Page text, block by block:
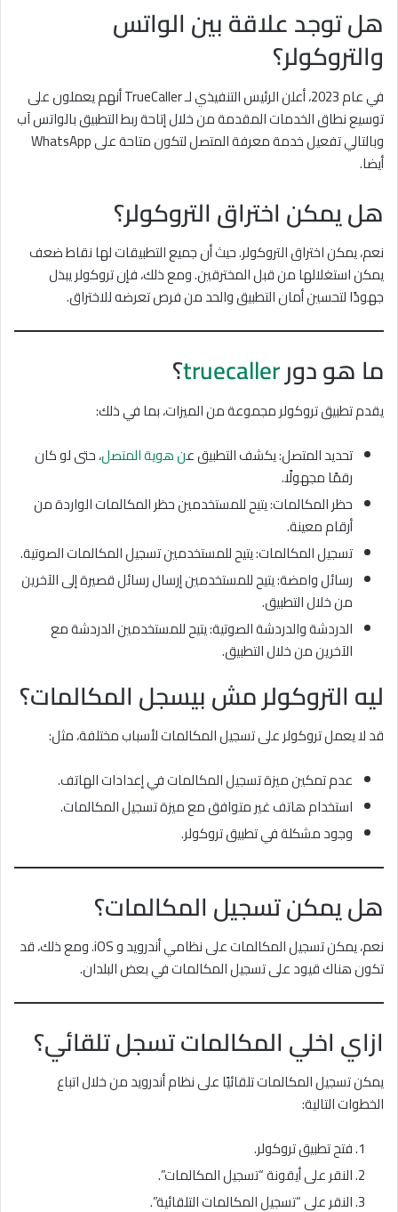
هل توجد علاقة بين الواتس
والتروكولر؟
في عام 2023، أعلن الرئيس التنفيذي لـ TrueCaller أنهم يعملون على
توسيع نطاق الخدمات المقدمة من خلال إتاحة ربط التطبيق بالواتس آب
وبالتالي تفعيل خدمة معرفة المتصل لتكون متاحة على WhatsApp
أيضا.
هل يمكن اختراق التروكولر؟
نعم، يمكن اختراق التروكولر. حيث أن جميع التطبيقات لها نقاط ضعف
يمكن استغلالها من قبل المخترقين. ومع ذلك، فإن تروكولر يبذل
جهودًا لتحسين أمان التطبيق والحد من فرص تعرضه للاختراق.
ما هو دورtruecaller؟
يقدم تطبيق تروكولر مجموعة من الميزات، بما في ذلك:
تحديد المتصل: يكشف التطبيق عن هوية المتصل، حتى لو كان
رقمًا مجهولًا.
حظر المكالمات: يتيح للمستخدمين حظر المكالمات الواردة من
أرقام معينة.
تسجيل المكالمات: يتيح للمستخدمين تسجيل المكالمات الصوتية.
رسائل وامضة: يتيح للمستخدمين إرسال رسائل قصيرة إلى الآخرين
من خلال التطبيق.
الدردشة والدردشة الصوتية: يتيح للمستخدمين الدردشة مع
الآخرين من خلال التطبيق.
ليه التروكولر مش بيسجل المكالمات؟
قد لا يعمل تروكولر على تسجيل المكالمات لأسباب مختلفة، مثل:
عدم تمكين ميزة تسجيل المكالمات في إعدادات الهاتف.
استخدام هاتف غير متوافق مع ميزة تسجيل المكالمات.
وجود مشكلة في تطبيق تروكولر.
هل يمكن تسجيل المكالمات؟
نعم، يمكن تسجيل المكالمات على نظامي أندرويد و iOS. ومع ذلك، قد
تكون هناك قيود على تسجيل المكالمات في بعض البلدان.
ازاي اخلي المكالمات تسجل تلقائي؟
يمكن تسجيل المكالمات تلقائيًا على نظام أندرويد من خلال اتباع
الخطوات التالية:
فتح تطبيق تروكولر.
النقر على أيقونة “تسجيل المكالمات”.
النقر على “تسجيل المكالمات التلقائية”.